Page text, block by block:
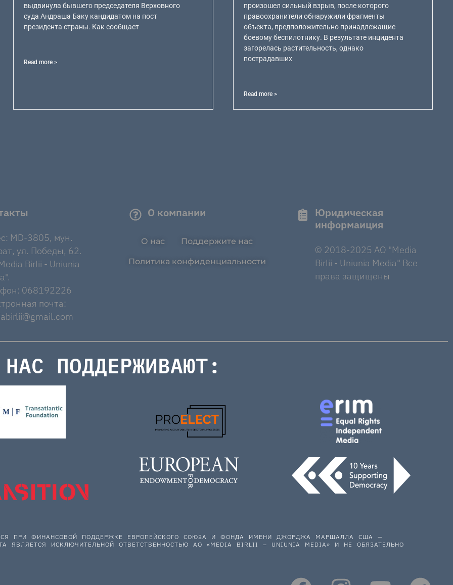
выдвинула бывшего председателя Верховного
суда Андраша Баку кандидатом на пост
президента страны. Как сообщает
Read more >
произошел сильный взрыв, после которого
правоохранители обнаружили фрагменты
объекта, предположительно принадлежащие
боевому беспилотнику. В результате инцидента
загорелась растительность, однако
пострадавших
Read more >
MD-3805, мун.
ул. Победы, 62.
Birlii - Uniunia
068192226
почта:
О компании
О нас Поддержите нас
Политика конфиденциальности
Юридическая
информаиция
© 2018-2025 AO "Media
Birlii - Uniunia Media" Все
права защищены
НАС ПОДДЕРЖИВАЮТ:
ПРИ ФИНАНСОВОЙ ПОДДЕРЖКЕ ЕВРОПЕЙСКОГО СОЮЗА И ФОНДА ИМЕНИ ДЖОРДЖА МАРШАЛЛА США —
ЯВЛЯЕТСЯ ИСКЛЮЧИТЕЛЬНОЙ ОТВЕТСТВЕННОСТЬЮ АО «MEDIA BIRLII – UNIUNIA MEDIA» И НЕ ОБЯЗАТЕЛЬНО